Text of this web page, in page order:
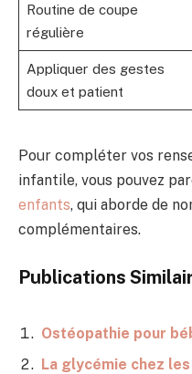
Routine de coupe
régulière
Appliquer des gestes
doux et patient
Pour compléter vos
infantile, vous pouvez
enfants, qui aborde de
complémentaires.
Publications
Ostéopathie pour
La glycémie chez